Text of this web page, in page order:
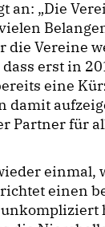
an: „Die
die Vereine
erst in
eine
damit
Partner für
einmal,
einen